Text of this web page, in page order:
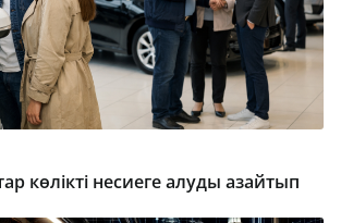
көлікті несиеге алуды азайтып